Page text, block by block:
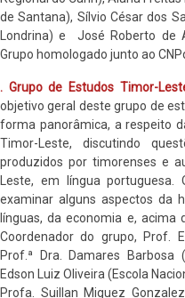
de Santana), Sílvio César dos
Londrina) e José Roberto de
Grupo homologado junto ao
. Grupo de Estudos Timor-
objetivo geral deste grupo de
forma panorâmica, a respeito
Timor-Leste, discutindo
produzidos por timorenses e
Leste, em língua
examinar alguns aspectos da
línguas, da economia e, acima
Coordenador do grupo, Prof.
Prof.ª Dra. Damares Barbosa
Edson Luiz Oliveira (Escola
Profa. Suillan Miguez